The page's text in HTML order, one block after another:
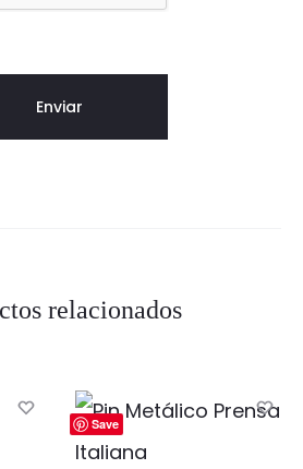
relacionados
Save